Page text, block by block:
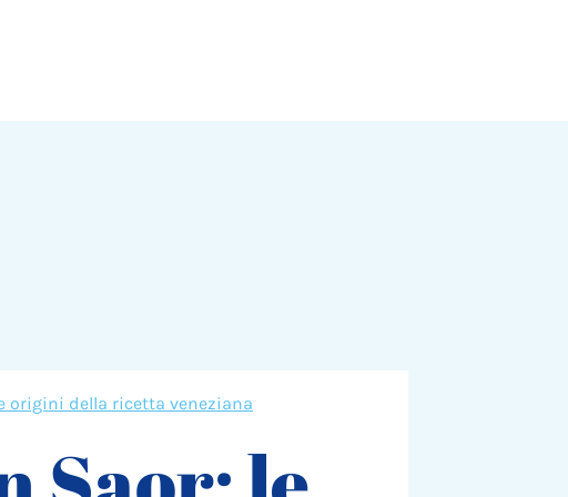
origini della ricetta veneziana